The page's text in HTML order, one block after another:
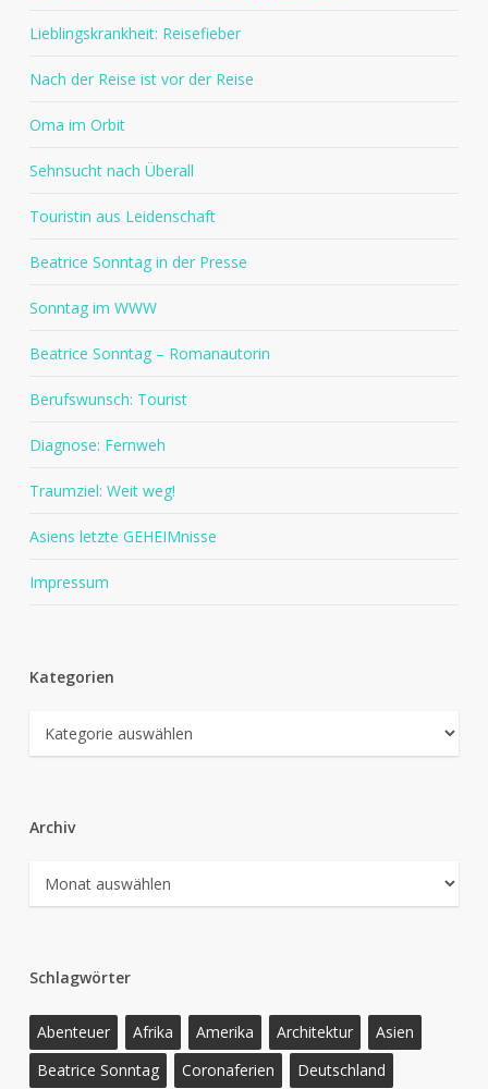
Lieblingskrankheit: Reisefieber
Nach der Reise ist vor der Reise
Oma im Orbit
Sehnsucht nach Überall
Touristin aus Leidenschaft
Beatrice Sonntag in der Presse
Sonntag im WWW
Beatrice Sonntag – Romanautorin
Berufswunsch: Tourist
Diagnose: Fernweh
Traumziel: Weit weg!
Asiens letzte GEHEIMnisse
Impressum
Kategorien
Kategorien
Archiv
Archiv
Schlagwörter
Abenteuer Afrika Amerika Architektur
Asien
Beatrice Sonntag
Coronaferien Deutschland